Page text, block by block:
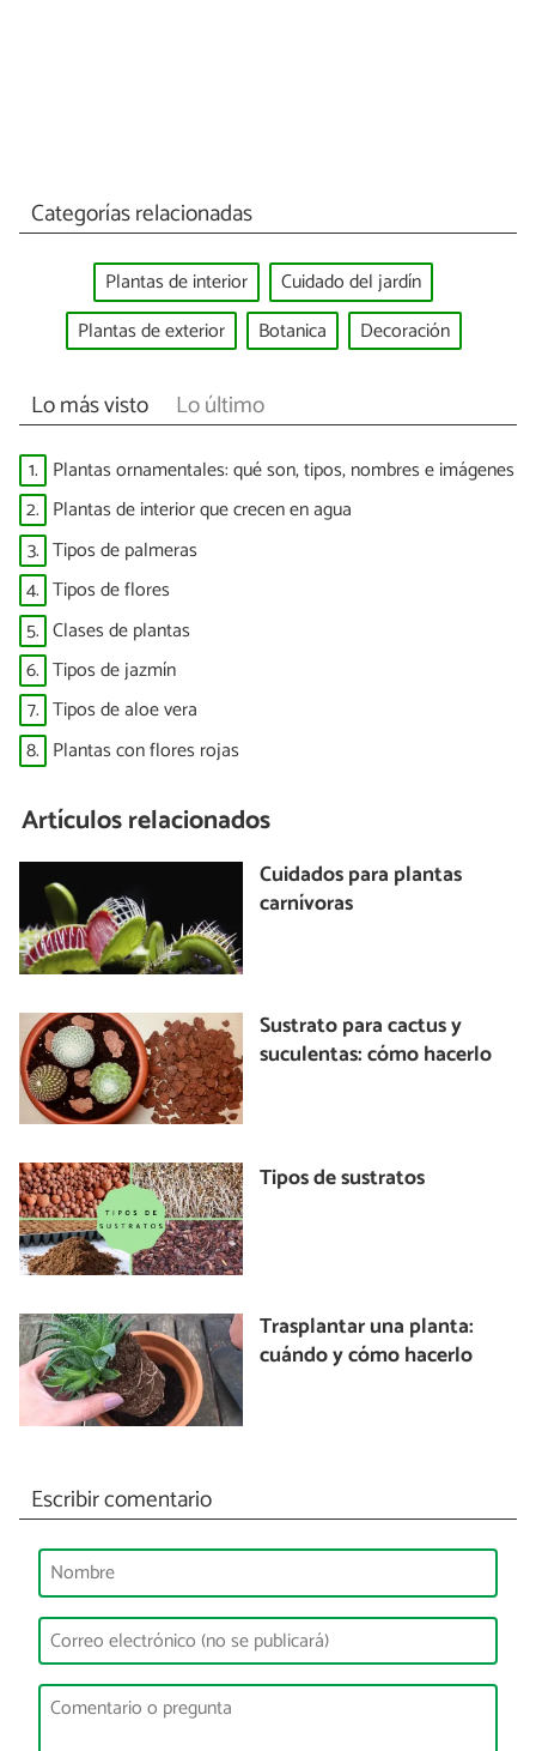
Categorías relacionadas
Plantas de interior
Cuidado del jardín
Plantas de exterior
Botanica Decoración
Lo más visto Lo último
1. Plantas ornamentales: qué son, tipos, nombres e imágenes
2. Plantas de interior que crecen en agua
3. Tipos de palmeras
4. Tipos de flores
5. Clases de plantas
6. Tipos de jazmín
7. Tipos de aloe vera
8. Plantas con flores rojas
Artículos relacionados
Cuidados para plantas
carnívoras
Sustrato para cactus y
suculentas: cómo hacerlo
Tipos de sustratos
Trasplantar una planta:
cuándo y cómo hacerlo
Escribir comentario